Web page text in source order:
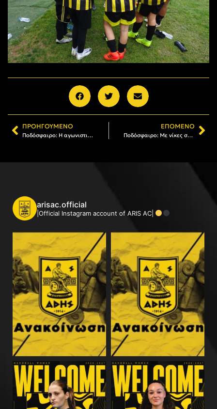
ΠΡΟΗΓΟΎΜΕΝΟ
Ποδόσφαιρο: Η αγωνιστική δράση των τμημάτων του Α.Σ. ΑΡΗΣ το Σαββατοκύριακο
ΕΠΌΜΕΝΟ
Ποδόσφαιρο: Με νίκες συνέχισαν τα τμήματα του Α.Σ. ΑΡΗΣ
arisac.official
|Official Instagram account of ARIS AC|